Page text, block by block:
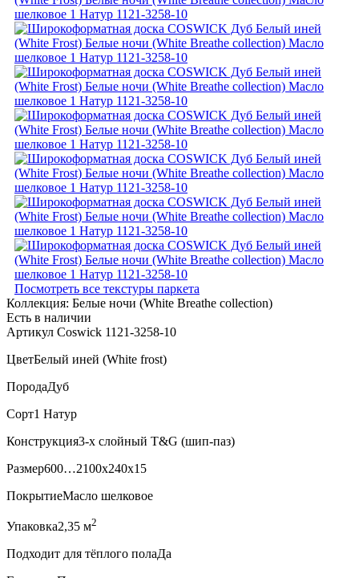
Посмотреть все текстуры паркета
Коллекция: Белые ночи (White Breathe collection)
Есть в наличии
Артикул Coswick 1121-3258-10
ЦветБелый иней (White frost)
ПородаДуб
Сорт1 Натур
Конструкция3-х слойный T&G (шип-паз)
Размер600…2100x240x15
ПокрытиеМасло шелковое
Упаковка2,35 м2
Подходит для тёплого полаДа